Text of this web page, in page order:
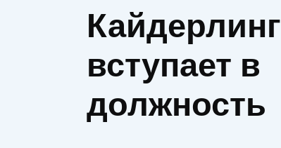
Кайдерлинг
вступает в
должность